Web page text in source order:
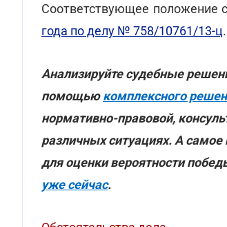
Соответствующее положение
года по делу № 758/10761/13-ц.
Анализируйте судебные
помощьюкомплексного
нормативно-правовой,
различных ситуациях. А
для оценки вероятности
уже сейчас.